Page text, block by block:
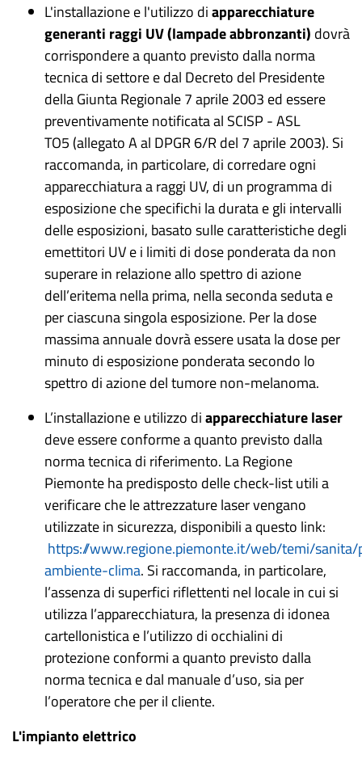
L'installazione e l'utilizzo diapparecchiature
generanti raggi UV (lampade abbronzanti) dovrà
corrispondere a quanto previsto dalla norma
tecnica di settore e dal Decreto del Presidente
della Giunta Regionale 7 aprile 2003 ed essere
preventivamente notificata al SCISP - ASL
TO5 (allegato A al DPGR 6/R del 7 aprile 2003). Si
raccomanda, in particolare, di corredareogni
apparecchiatura a raggi UV, di un programma di
esposizione che specifichi la durata e gli intervalli
delle esposizioni, basato sulle caratteristiche degli
emettitori UV e i limiti di dose ponderata da non
superare in relazione allo spettro di azione
dell’eritema nella prima, nella seconda seduta e
per ciascuna singola esposizione. Per la dose
massima annuale dovrà essere usata la dose per
minuto di esposizione ponderata secondo lo
spettro di azione del tumore non-melanoma.
L’installazione e utilizzo diapparecchiature laser
deve essere conforme a quanto previsto dalla
norma tecnica di riferimento. La Regione
Piemonte ha predisposto delle check-list utili a
verificare che le attrezzature laser vengano
utilizzate in sicurezza, disponibili a questo link:
https://www.regione.piemonte.it/web/temi/
ambiente-clima. Si raccomanda, in particolare,
l’assenza di superfici riflettenti nel locale in cui si
utilizza l’apparecchiatura, la presenza di idonea
cartellonistica e l’utilizzo di occhialini di
protezione conformi a quanto previsto dalla
norma tecnica e dal manuale d’uso, sia per
l’operatore che per il cliente.
L'impianto elettrico